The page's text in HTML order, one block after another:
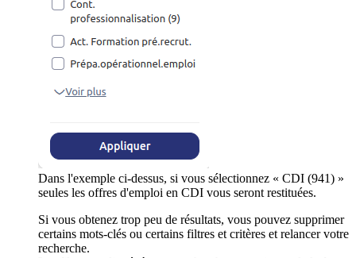
Dans l'exemple ci-dessus, si vous sélectionnez « CDI (941) »
seules les offres d'emploi en CDI vous seront restituées.
Si vous obtenez trop peu de résultats, vous pouvez supprimer
certains mots-clés ou certains filtres et critères et relancer votre
recherche.